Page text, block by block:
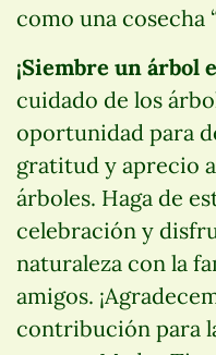
como una cosecha
¡Siembre un árbol
cuidado de los
oportunidad para
gratitud y aprecio
árboles. Haga de
celebración y
naturaleza con la
amigos.
contribución para